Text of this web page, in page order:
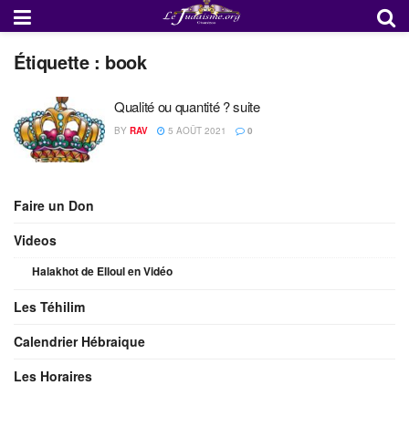
Étiquette : book
Qualité ou quantité ? suite
BY RAV 5 AOÛT 2021 0
Faire un Don
Videos
Halakhot de Elloul en Vidéo
Les Téhilim
Calendrier Hébraique
Les Horaires